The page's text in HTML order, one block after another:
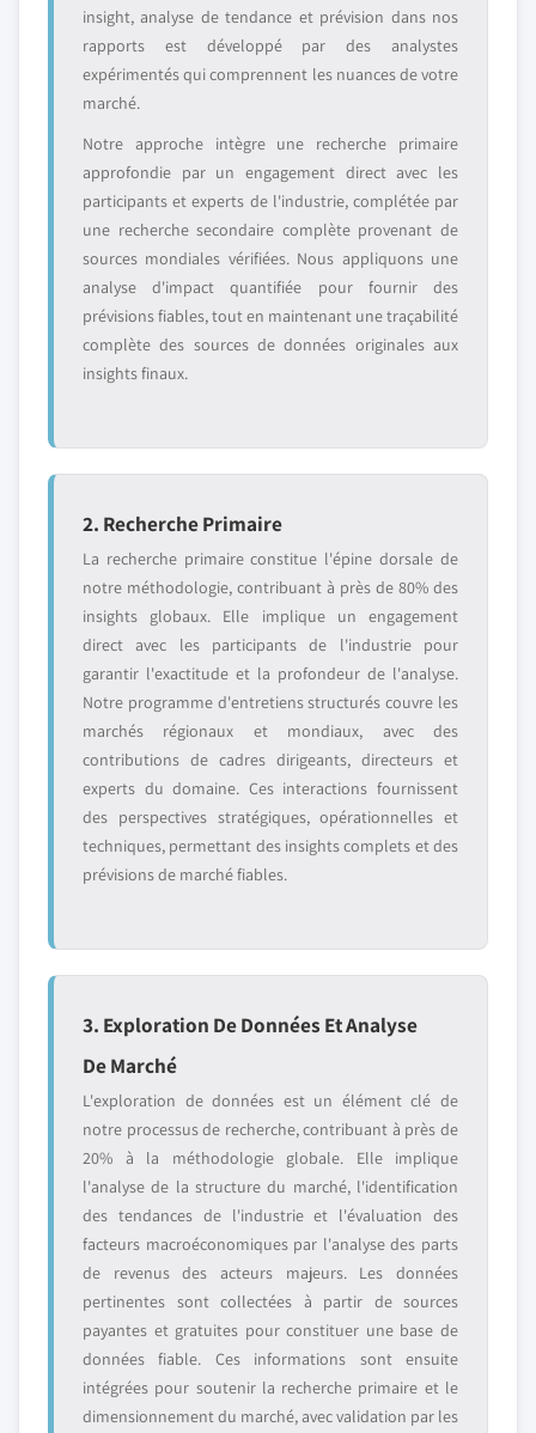
insight, analyse de tendance et prévision dans nos
rapports est développé par des analystes
expérimentés qui comprennent les nuances de votre
marché.
Notre approche intègre une recherche primaire
approfondie par un engagement direct avec les
participants et experts de l'industrie, complétée par
une recherche secondaire complète provenant de
sources mondiales vérifiées. Nous appliquons une
analyse d'impact quantifiée pour fournir des
prévisions fiables, tout en maintenant une traçabilité
complète des sources de données originales aux
insights finaux.
2. Recherche Primaire
La recherche primaire constitue l'épine dorsale de
notre méthodologie, contribuant à près de 80% des
insights globaux. Elle implique un engagement
direct avec les participants de l'industrie pour
garantir l'exactitude et la profondeur de l'analyse.
Notre programme d'entretiens structurés couvre les
marchés régionaux et mondiaux, avec des
contributions de cadres dirigeants, directeurs et
experts du domaine. Ces interactions fournissent
des perspectives stratégiques, opérationnelles et
techniques, permettant des insights complets et des
prévisions de marché fiables.
3. Exploration De Données Et Analyse
De Marché
L'exploration de données est un élément clé de
notre processus de recherche, contribuant à près de
20% à la méthodologie globale. Elle implique
l'analyse de la structure du marché, l'identification
des tendances de l'industrie et l'évaluation des
facteurs macroéconomiques par l'analyse des parts
de revenus des acteurs majeurs. Les données
pertinentes sont collectées à partir de sources
payantes et gratuites pour constituer une base de
données fiable. Ces informations sont ensuite
intégrées pour soutenir la recherche primaire et le
dimensionnement du marché, avec validation par les